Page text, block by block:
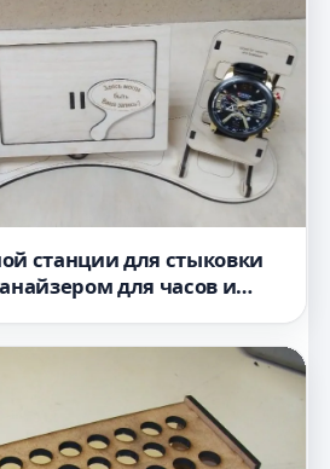
станции для стыковки
для часов и